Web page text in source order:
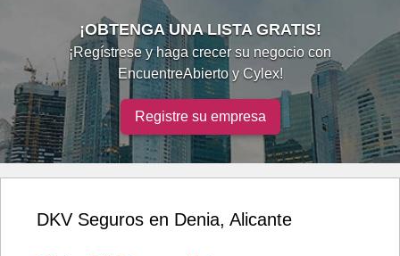
¡OBTENGA UNA LISTA GRATIS!
¡Regístrese y haga crecer su negocio con
EncuentreAbierto y Cylex!
Registre su empresa
DKV Seguros en Denia, Alicante